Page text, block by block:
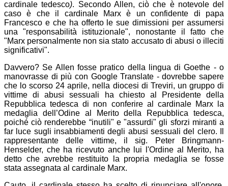
cardinale tedesco). Secondo Allen, ciò che è notevole del
caso è che il cardinale Marx è un confidente di papa
Francesco e che ha offerto le sue dimissioni per assumersi
una "responsabilità istituzionale", nonostante il fatto che
"Marx personalmente non sia stato accusato di abusi o illeciti
significativi".
Davvero? Se Allen fosse pratico della lingua di Goethe - o
manovrasse di più con Google Translate - dovrebbe sapere
che lo scorso 24 aprile, nella diocesi di Treviri, un gruppo di
vittime di abusi sessuali ha chiesto al Presidente della
Repubblica tedesca di non conferire al cardinale Marx la
medaglia dell’Odine al Merito della Repubblica tedesca,
poiché ciò renderebbe “inutili" e "assurdi" gli sforzi miranti a
far luce sugli insabbiamenti degli abusi sessuali del clero. Il
rappresentante delle vittime, il sig. Peter Bringmann-
Henselder, che ha ricevuto anche lui l'Ordine al Merito, ha
detto che avrebbe restituito la propria medaglia se fosse
stata assegnata al cardinale Marx.